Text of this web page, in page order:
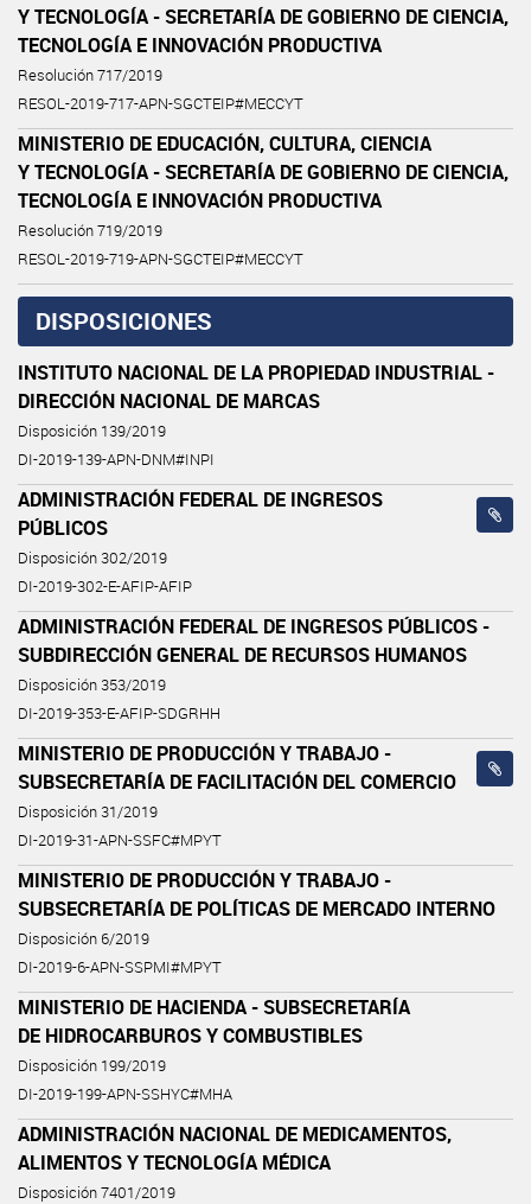
Y TECNOLOGÍA - SECRETARÍA DE GOBIERNO DE CIENCIA,
TECNOLOGÍA E INNOVACIÓN PRODUCTIVA
Resolución 717/2019
RESOL-2019-717-APN-SGCTEIP#MECCYT
MINISTERIO DE EDUCACIÓN, CULTURA, CIENCIA
Y TECNOLOGÍA - SECRETARÍA DE GOBIERNO DE CIENCIA,
TECNOLOGÍA E INNOVACIÓN PRODUCTIVA
Resolución 719/2019
RESOL-2019-719-APN-SGCTEIP#MECCYT
DISPOSICIONES
INSTITUTO NACIONAL DE LA PROPIEDAD INDUSTRIAL -
DIRECCIÓN NACIONAL DE MARCAS
Disposición 139/2019
DI-2019-139-APN-DNM#INPI
ADMINISTRACIÓN FEDERAL DE INGRESOS
PÚBLICOS
Disposición 302/2019
DI-2019-302-E-AFIP-AFIP
ADMINISTRACIÓN FEDERAL DE INGRESOS PÚBLICOS -
SUBDIRECCIÓN GENERAL DE RECURSOS HUMANOS
Disposición 353/2019
DI-2019-353-E-AFIP-SDGRHH
MINISTERIO DE PRODUCCIÓN Y TRABAJO -
SUBSECRETARÍA DE FACILITACIÓN DEL COMERCIO
Disposición 31/2019
DI-2019-31-APN-SSFC#MPYT
MINISTERIO DE PRODUCCIÓN Y TRABAJO -
SUBSECRETARÍA DE POLÍTICAS DE MERCADO INTERNO
Disposición 6/2019
DI-2019-6-APN-SSPMI#MPYT
MINISTERIO DE HACIENDA - SUBSECRETARÍA
DE HIDROCARBUROS Y COMBUSTIBLES
Disposición 199/2019
DI-2019-199-APN-SSHYC#MHA
ADMINISTRACIÓN NACIONAL DE MEDICAMENTOS,
ALIMENTOS Y TECNOLOGÍA MÉDICA
Disposición 7401/2019